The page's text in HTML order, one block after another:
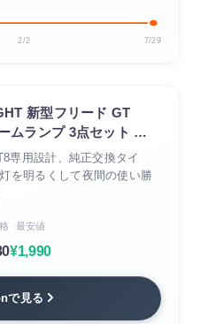
2/2 7/29
新型フリード GT
ムランプ 3点セット ホ
専用設計、純正交換タイ
を明るくして夜間の使い勝
最安値
¥1,990
で見る